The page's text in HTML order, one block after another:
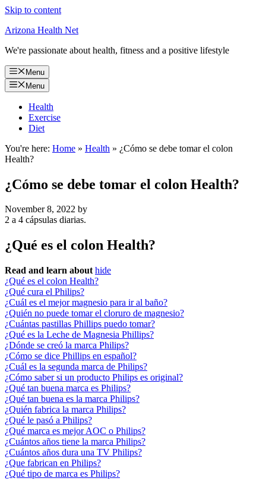
Skip to content
Arizona Health Net
We're passionate about health, fitness and a positive lifestyle
Menu
Menu
Health
Exercise
Diet
You're here: Home » Health » ¿Cómo se debe tomar el colon
Health?
¿Cómo se debe tomar el colon Health?
November 8, 2022 by
2 a 4 cápsulas diarias.
¿Qué es el colon Health?
Read and learn about hide
¿Qué es el colon Health?
¿Qué cura el Philips?
¿Cuál es el mejor magnesio para ir al baño?
¿Quién no puede tomar el cloruro de magnesio?
¿Cuántas pastillas Phillips puedo tomar?
¿Qué es la Leche de Magnesia Phillips?
¿Dónde se creó la marca Philips?
¿Cómo se dice Phillips en español?
¿Cuál es la segunda marca de Philips?
¿Cómo saber si un producto Philips es original?
¿Qué tan buena marca es Philips?
¿Qué tan buena es la marca Philips?
¿Quién fabrica la marca Philips?
¿Qué le pasó a Philips?
¿Qué marca es mejor AOC o Philips?
¿Cuántos años tiene la marca Philips?
¿Cuántos años dura una TV Philips?
¿Que fabrican en Philips?
¿Qué tipo de marca es Philips?